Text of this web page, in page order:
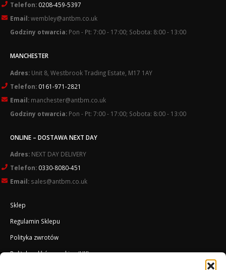
Telefon: 0208-459-5397
Email:wembley@antbm.co.uk
Godziny otwarcia: Pon - Pt: 7:00 - 17:00; Sobota: 8:00 - 13:00
MANCHESTER
Adres: Unit 8, Westbrook Trading Estate, M17 1AY
Telefon: 0161-971-2821
Email: manchester@antbm.co.uk
Godziny otwarcia: Pon - Pt: 7:00 - 17:00; Sobota: 8:00 - 13:00
ONLINE – DOSTAWA NEXT DAY
Adres: NEXT DAY DELIVERY
Telefon: 0330-8080-451
Email: sales@antbm.co.uk
Sklep
Regulamin Sklepu
Polityka zwrotów
Polityka plików cookies (UK)